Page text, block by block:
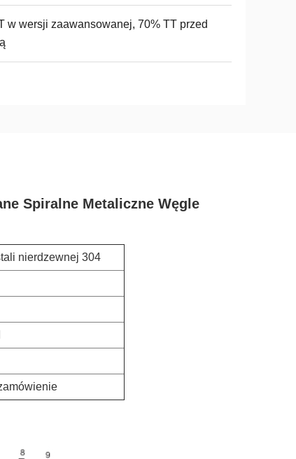
w wersji zaawansowanej, 70% TT przed
Spiralne Metaliczne Węgle
nierdzewnej 304